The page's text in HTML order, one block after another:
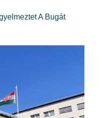
A Bugát